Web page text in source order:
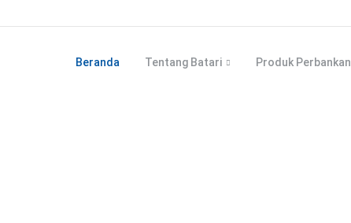
Beranda Tentang Batari Produk Perbankan